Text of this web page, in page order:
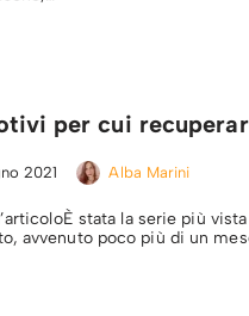
per cui
2021 Alba Marini
stata la serie più
avvenuto poco più di un